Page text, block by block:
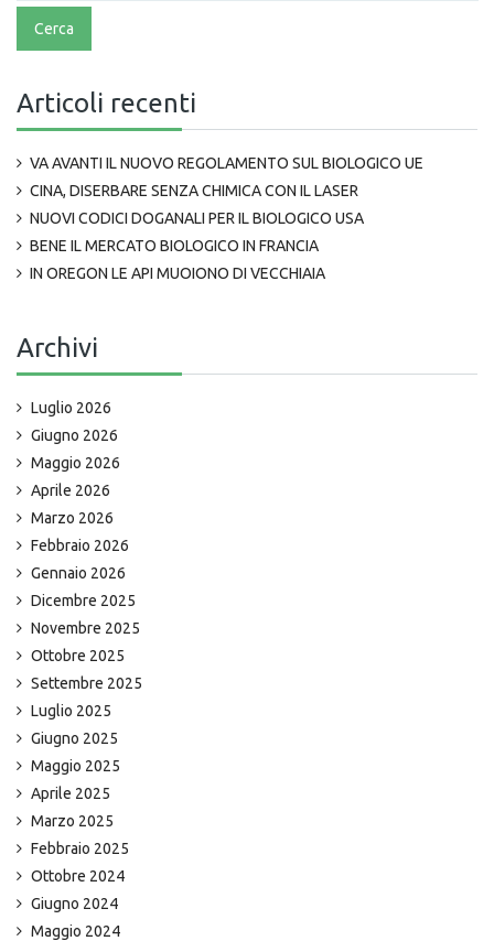
Articoli recenti
VA AVANTI IL NUOVO REGOLAMENTO SUL BIOLOGICO UE
CINA, DISERBARE SENZA CHIMICA CON IL LASER
NUOVI CODICI DOGANALI PER IL BIOLOGICO USA
BENE IL MERCATO BIOLOGICO IN FRANCIA
IN OREGON LE API MUOIONO DI VECCHIAIA
Archivi
Luglio 2026
Giugno 2026
Maggio 2026
Aprile 2026
Marzo 2026
Febbraio 2026
Gennaio 2026
Dicembre 2025
Novembre 2025
Ottobre 2025
Settembre 2025
Luglio 2025
Giugno 2025
Maggio 2025
Aprile 2025
Marzo 2025
Febbraio 2025
Ottobre 2024
Giugno 2024
Maggio 2024